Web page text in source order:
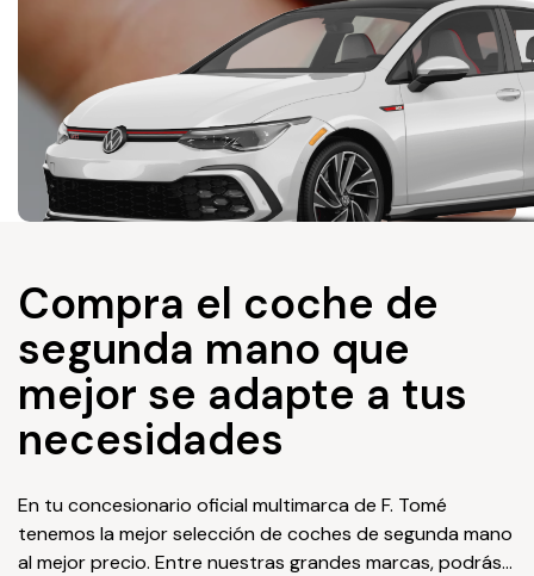
Compra el coche de
segunda mano que
mejor se adapte a tus
necesidades
En tu concesionario oficial multimarca de F. Tomé
tenemos la mejor selección de coches de segunda mano
al mejor precio. Entre nuestras grandes marcas, podrás